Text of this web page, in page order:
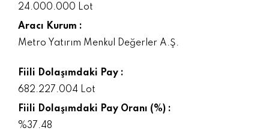
24.000.000 Lot
Aracı Kurum :
Metro Yatırım Menkul Değerler A.Ş.
Fiili Dolaşımdaki Pay :
682.227.004 Lot
Fiili Dolaşımdaki Pay Oranı (%) :
%37.48